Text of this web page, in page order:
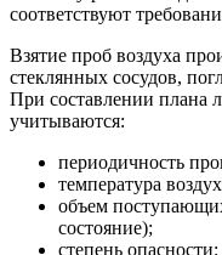
соответствуют
Взятие проб воздуха
стеклянных сосудов,
При составлении плана
учитываются:
периодичность
температура
объем
состояние);
степень опасности;